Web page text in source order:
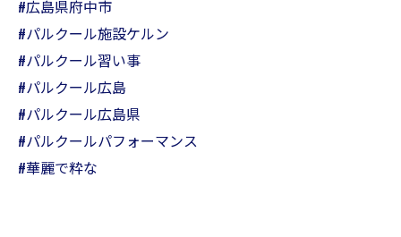
#広島県府中市
#パルクール施設ケルン
#パルクール習い事
#パルクール広島
#パルクール広島県
#パルクールパフォーマンス
#華麗で粋な